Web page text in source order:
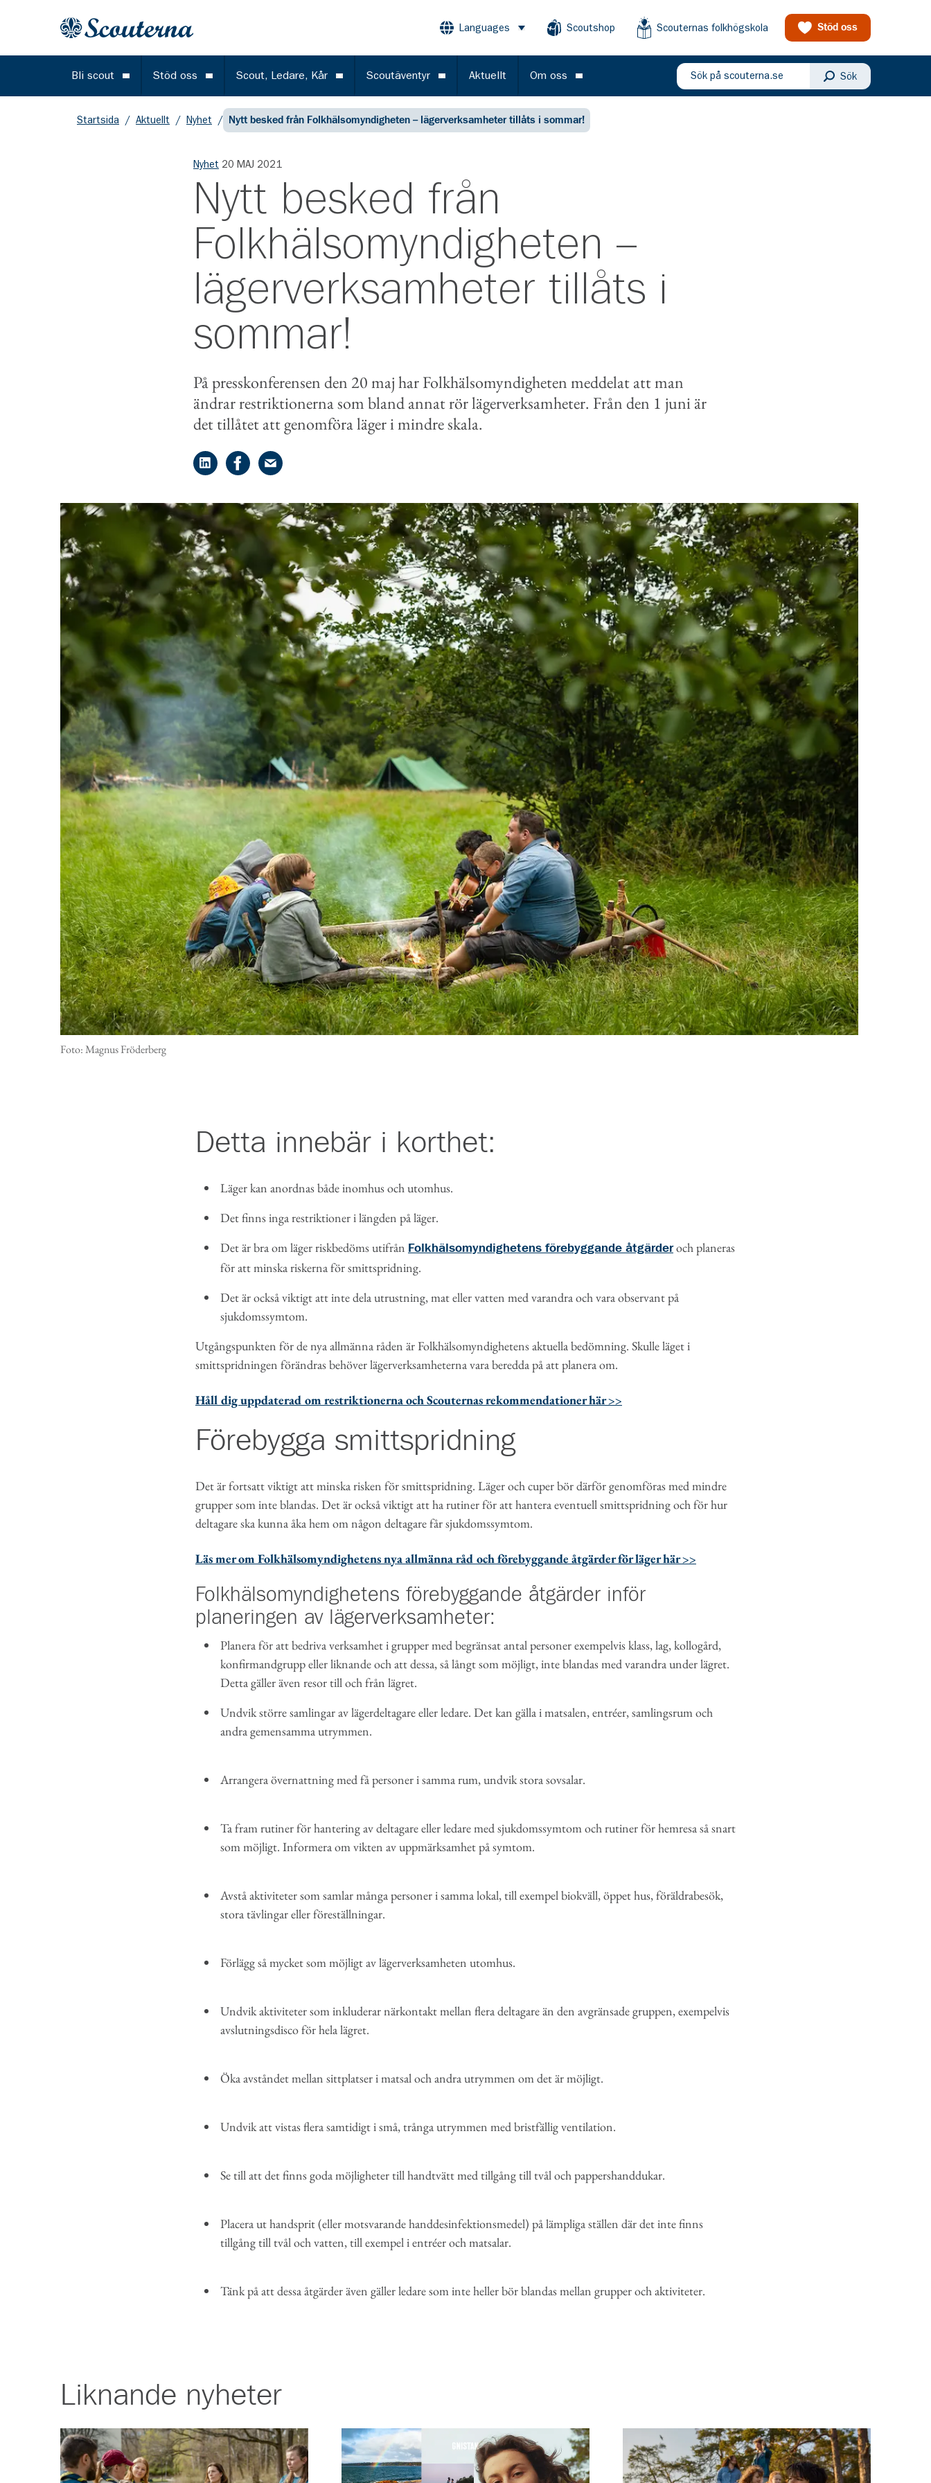
Gå till huvudinnehållet
Languages Öppna menyScoutshop Scouternas folkhögskola Stöd oss
Bli scout Öppna meny
Stöd oss Öppna meny
Scout, Ledare, Kår Öppna meny
Scoutäventyr Öppna meny
Aktuellt Om oss Öppna meny
Sök på scouterna.se Sök
Startsida / Aktuellt / Nyhet / Nytt besked från Folkhälsomyndigheten – lägerverksamheter tillåts i sommar!
Nyhet 20 MAJ 2021
Nytt besked från
Folkhälsomyndigheten –
lägerverksamheter tillåts i
sommar!
På presskonferensen den 20 maj har Folkhälsomyndigheten meddelat att man
ändrar restriktionerna som bland annat rör lägerverksamheter. Från den 1 juni är
det tillåtet att genomföra läger i mindre skala.
Dela på LinkedIn
Dela på Facebook
Dela på e-post
Foto: Magnus Fröderberg
Detta innebär i korthet:
Läger kan anordnas både inomhus och utomhus.
Det finns inga restriktioner i längden på läger.
Det är bra om läger riskbedöms utifrån Folkhälsomyndighetens förebyggande åtgärderoch planeras
för att minska riskerna för smittspridning.
Det är också viktigt att inte dela utrustning, mat eller vatten med varandra och vara observant på
sjukdomssymtom.
Utgångspunkten för de nya allmänna råden är Folkhälsomyndighetens aktuella bedömning. Skulle läget i
smittspridningen förändras behöver lägerverksamheterna vara beredda på att planera om.
Håll dig uppdaterad om restriktionerna och Scouternas rekommendationer här >>
Förebygga smittspridning
Det är fortsatt viktigt att minska risken för smittspridning. Läger och cuper bör därför genomföras med mindre
grupper som inte blandas. Det är också viktigt att ha rutiner för att hantera eventuell smittspridning och för hur
deltagare ska kunna åka hem om någon deltagare får sjukdomssymtom.
Läs mer om Folkhälsomyndighetens nya allmänna råd och förebyggande åtgärder för läger här >>
Folkhälsomyndighetens förebyggande åtgärder inför
planeringen av lägerverksamheter:
Planera för att bedriva verksamhet i grupper med begränsat antal personer exempelvis klass, lag, kollogård,
konfirmandgrupp eller liknande och att dessa, så långt som möjligt, inte blandas med varandra under lägret.
Detta gäller även resor till och från lägret.
Undvik större samlingar av lägerdeltagare eller ledare. Det kan gälla i matsalen, entréer, samlingsrum och
andra gemensamma utrymmen.
Arrangera övernattning med få personer i samma rum, undvik stora sovsalar.
Ta fram rutiner för hantering av deltagare eller ledare med sjukdomssymtom och rutiner för hemresa så snart
som möjligt. Informera om vikten av uppmärksamhet på symtom.
Avstå aktiviteter som samlar många personer i samma lokal, till exempel biokväll, öppet hus, föräldrabesök,
stora tävlingar eller föreställningar.
Förlägg så mycket som möjligt av lägerverksamheten utomhus.
Undvik aktiviteter som inkluderar närkontakt mellan flera deltagare än den avgränsade gruppen, exempelvis
avslutningsdisco för hela lägret.
Öka avståndet mellan sittplatser i matsal och andra utrymmen om det är möjligt.
Undvik att vistas flera samtidigt i små, trånga utrymmen med bristfällig ventilation.
Se till att det finns goda möjligheter till handtvätt med tillgång till tvål och pappershanddukar.
Placera ut handsprit (eller motsvarande handdesinfektionsmedel) på lämpliga ställen där det inte finns
tillgång till tvål och vatten, till exempel i entréer och matsalar.
Tänk på att dessa åtgärder även gäller ledare som inte heller bör blandas mellan grupper och aktiviteter.
Liknande nyheter